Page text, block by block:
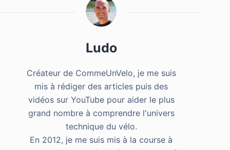
Ludo
Créateur de CommeUnVelo, je me suis
mis à rédiger des articles puis des
vidéos sur YouTube pour aider le plus
grand nombre à comprendre l'univers
technique du vélo.
En 2012, je me suis mis à la course à